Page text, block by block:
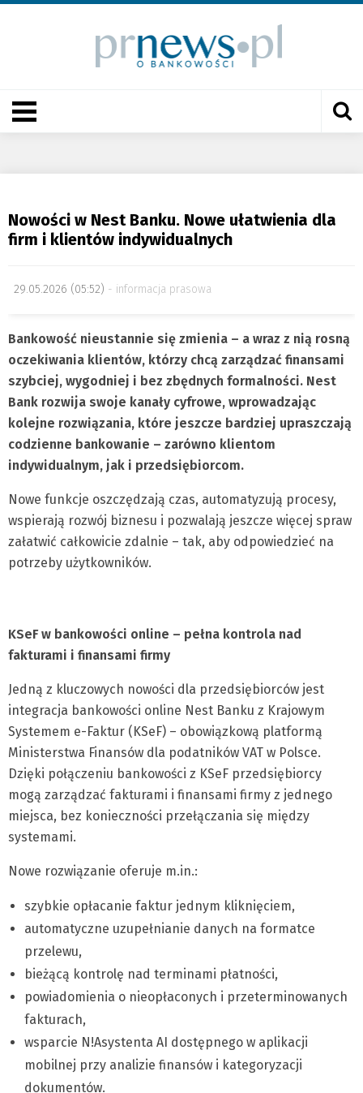
Nowości w Nest Banku. Nowe ułatwienia dla
firm i klientów indywidualnych
29.05.2026 (05:52) informacja prasowa
Bankowość nieustannie się zmienia – a wraz z nią rosną
oczekiwania klientów, którzy chcą zarządzać finansami
szybciej, wygodniej i bez zbędnych formalności. Nest
Bank rozwija swoje kanały cyfrowe, wprowadzając
kolejne rozwiązania, które jeszcze bardziej upraszczają
codzienne bankowanie – zarówno klientom
indywidualnym, jak i przedsiębiorcom.
Nowe funkcje oszczędzają czas, automatyzują procesy,
wspierają rozwój biznesu i pozwalają jeszcze więcej spraw
załatwić całkowicie zdalnie – tak, aby odpowiedzieć na
potrzeby użytkowników.
KSeF w bankowości online – pełna kontrola nad
fakturami i finansami firmy
Jedną z kluczowych nowości dla przedsiębiorców jest
integracja bankowości online Nest Banku z Krajowym
Systemem e-Faktur (KSeF) – obowiązkową platformą
Ministerstwa Finansów dla podatników VAT w Polsce.
Dzięki połączeniu bankowości z KSeF przedsiębiorcy
mogą zarządzać fakturami i finansami firmy z jednego
miejsca, bez konieczności przełączania się między
systemami.
Nowe rozwiązanie oferuje m.in.:
szybkie opłacanie faktur jednym kliknięciem,
automatyczne uzupełnianie danych na formatce
przelewu,
bieżącą kontrolę nad terminami płatności,
powiadomienia o nieopłaconych i przeterminowanych
fakturach,
wsparcie N!Asystenta AI dostępnego w aplikacji
mobilnej przy analizie finansów i kategoryzacji
dokumentów.